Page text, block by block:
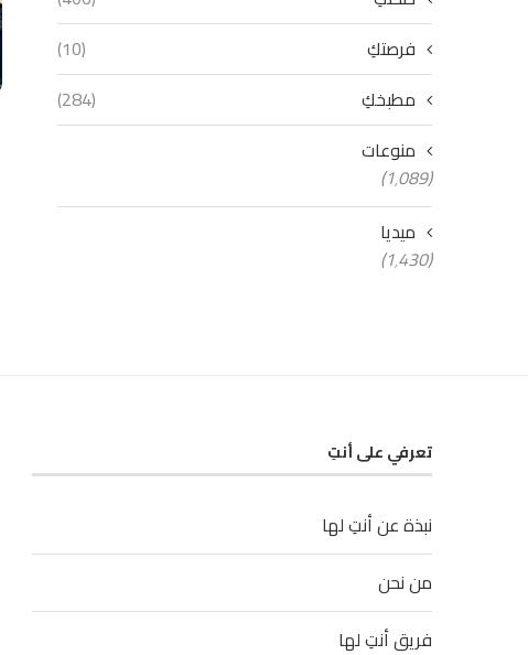
فرصتكِ
(10)
مطبخكِ
(284)
منوعات
(1٬089)
ميديا
(1٬430)
تعرفي على أنتِ
نبذة عن أنتِ لها
من نحن
فريق أنتِ لها